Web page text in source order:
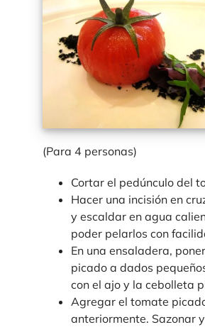
(Para 4 personas)
Cortar el pedúnculo del
Hacer una incisión en
y escaldar en agua
poder pelarlos con
En una ensaladera,
picado a dados
con el ajo y la cebolleta
Agregar el tomate
anteriormente. Sazonar